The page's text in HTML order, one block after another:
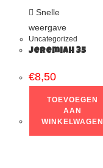
Snelle
weergave
Uncategorized
Jeremiah 35
€8,50
TOEVOEGEN
AAN
WINKELWAGEN